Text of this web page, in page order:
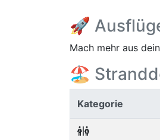
🚀
Mach mehr aus
🏖️
Kategorie